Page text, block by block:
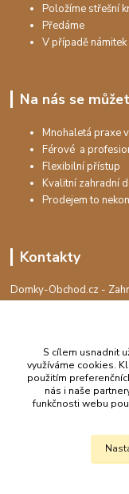
Položíme střešní
Předáme
V případě námitek
Na nás se
Mnohaletá praxe
Férové a
Flexibilní přístup
Kvalitní zahradní
Prodejem to
Kontakty
Domky-Obchod.cz -
+420 730 501
info@domky-
S cílem usnadnit
využíváme cookies.
použitím
nás i naše
funkčnosti webu